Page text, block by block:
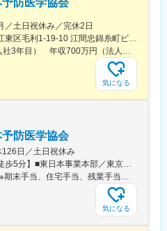
の業務負担の軽減もでき多くのメリ
道から九州まで展開し、毎年増収・
ます。
／土日祝休み／完休2日
気になる
防医学協会
日／土日祝休み
気になる